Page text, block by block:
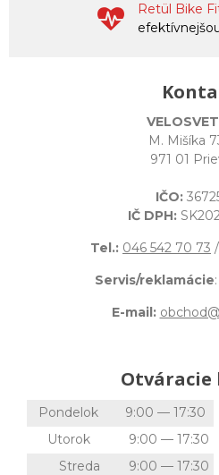
Retül Bike
M. Mišíka
971 01
IČO:
IČ DPH:
Tel.: 046 542 70 73 /
Servis/reklamácie:
E-mail:
Otváracie
Pondelok
9:00 — 17:30
Utorok
9:00 — 17:30
Streda
9:00 — 17:30